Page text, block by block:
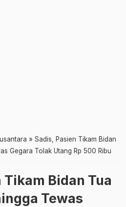
» Sadis, Pasien Tikam Bidan
Gegara Tolak Utang Rp 500 Ribu
Bidan Tua
Tewas